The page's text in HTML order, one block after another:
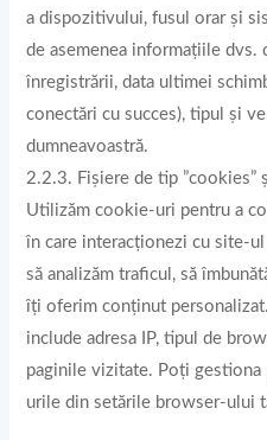
a dispozitivului, fusul orar și
de asemenea informațiile dvs.
înregistrării, data ultimei
conectări cu succes), tipul și
dumneavoastră.
2.2.3. Fișiere de tip ”cookies”
Utilizăm cookie-uri pentru a
în care interacționezi cu site-
să analizăm traficul, să
îți oferim conținut
include adresa IP, tipul de
paginile vizitate. Poți
urile din setările browser-ului